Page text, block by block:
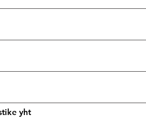
yht